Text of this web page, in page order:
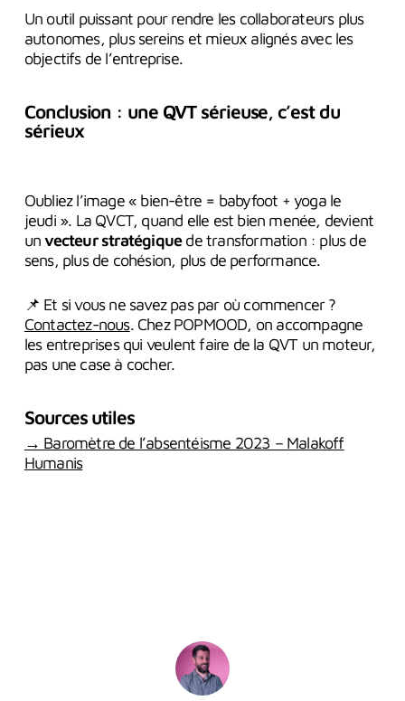
Un outil puissant pour rendre les collaborateurs plus
autonomes, plus sereins et mieux alignés avec les
objectifs de l’entreprise.
Conclusion : une QVT sérieuse, c’est du
sérieux
Oubliez l’image « bien-être = babyfoot + yoga le
jeudi ». La QVCT, quand elle est bien menée, devient
unvecteur stratégiquede transformation : plus de
sens, plus de cohésion, plus de performance.
📌 Et si vous ne savez pas par où commencer ?
Contactez-nous. Chez POPMOOD, on accompagne
les entreprises qui veulent faire de la QVT un moteur,
pas une case à cocher.
Sources utiles
→ Baromètre de l’absentéisme 2023 – Malakoff
Humanis